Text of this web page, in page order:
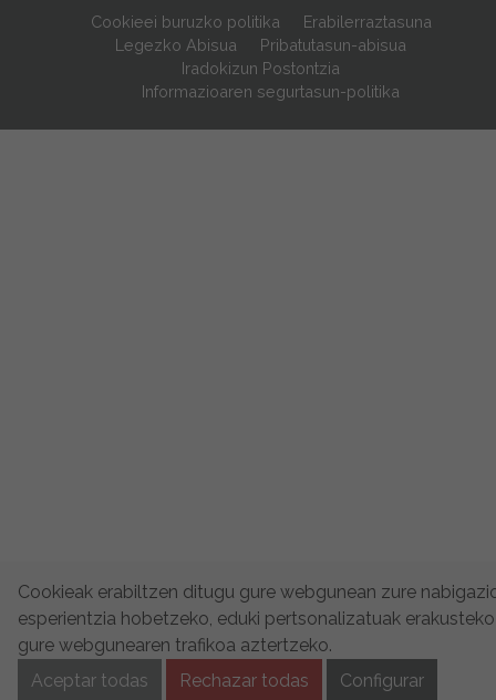
Cookieei buruzko politika
Erabilerraztasuna
Legezko Abisua
Pribatutasun-abisua
Iradokizun Postontzia
Informazioaren segurtasun-politika
Cookieak erabiltzen ditugu gure webgunean zure
esperientzia hobetzeko, eduki pertsonalizatuak
gure webgunearen trafikoa aztertzeko.
Aceptar todas
Rechazar todas Configurar